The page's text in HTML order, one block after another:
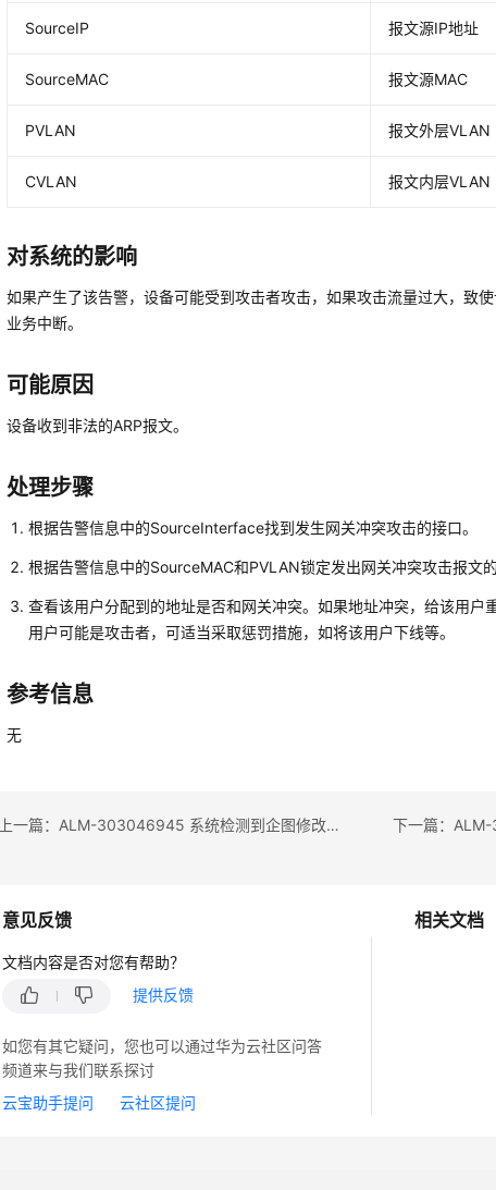
SourceIP 报文源IP地址
SourceMAC 报文源MAC
PVLAN 报文外层VLAN
CVLAN 报文内层VLAN
对系统的影响
如果产生了该告警，设备可能受到攻击者攻击，如果攻击流量过大，致
业务中断。
可能原因
设备收到非法的ARP报文。
处理步骤
根据告警信息中的SourceInterface找到发生网关冲突攻击的接口。
根据告警信息中的SourceMAC和PVLAN锁定发出网关冲突攻击报文的
查看该用户分配到的地址是否和网关冲突。如果地址冲突，给该用户
用户可能是攻击者，可适当采取惩罚措施，如将该用户下线等。
参考信息
无
上一篇：ALM-303046945 系统检测到企图修改ARP表项的攻击报文
相关文档
意见反馈
文档内容是否对您有帮助？
提供反馈
如您有其它疑问，您也可以通过华为云社区问答
频道来与我们联系探讨
云宝助手提问
云社区提问